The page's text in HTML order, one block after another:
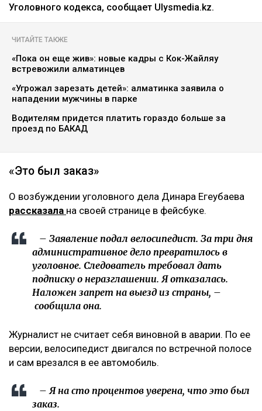
Уголовного кодекса, сообщает Ulysmedia.kz.
ЧИТАЙТЕ ТАКЖЕ
«Пока он еще жив»: новые кадры с Кок-Жайляу
встревожили алматинцев
«Угрожал зарезать детей»: алматинка заявила о
нападении мужчины в парке
Водителям придется платить гораздо больше за
проезд по БАКАД
«Это был заказ»
О возбуждении уголовного дела Динара Егеубаева
рассказала на своей странице в фейсбуке.
– Заявление подал велосипедист. За три дня
административное дело превратилось в
уголовное. Следователь требовал дать
подписку о неразглашении. Я отказалась.
Наложен запрет на выезд из страны, –
сообщила она.
Журналист не считает себя виновной в аварии. По ее
версии, велосипедист двигался по встречной полосе
и сам врезался в ее автомобиль.
– Я на сто процентов уверена, что это был
заказ.